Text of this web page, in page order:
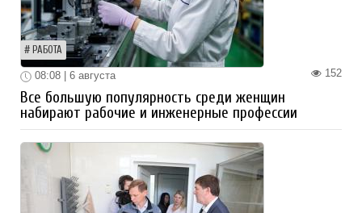
РАБОТА
152
08:08 | 6 августа
Все большую популярность среди женщин
набирают рабочие и инженерные профессии